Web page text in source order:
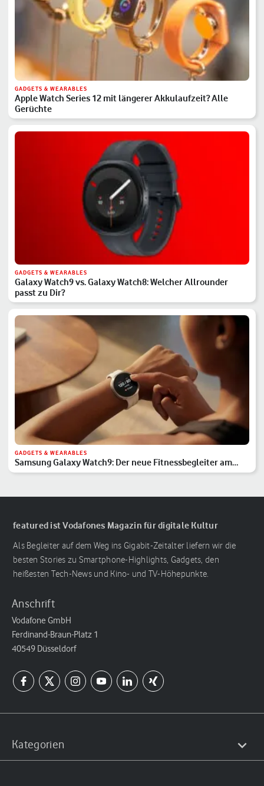
GADGETS & WEARABLES
Apple Watch Series 12 mit längerer Akkulaufzeit? Alle
Gerüchte
GADGETS & WEARABLES
Galaxy Watch9 vs. Galaxy Watch8: Welcher Allrounder
passt zu Dir?
GADGETS & WEARABLES
Samsung Galaxy Watch9: Der neue Fitnessbegleiter am
Handgelenk
featured ist Vodafones Magazin für digitale Kultur
Als Begleiter auf dem Weg ins Gigabit-Zeitalter liefern wir die
besten Stories zu Smartphone-Highlights, Gadgets, den
heißesten Tech-News und Kino- und TV-Höhepunkte.
Anschrift
Vodafone GmbH
Ferdinand-Braun-Platz 1
40549 Düsseldorf
Kategorien